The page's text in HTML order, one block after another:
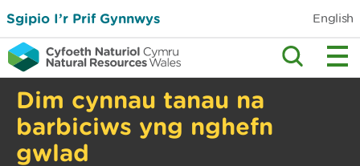
Sgipio I’r Prif Gynnwys English
Dim cynnau tanau na
barbiciws yng nghefn
gwlad